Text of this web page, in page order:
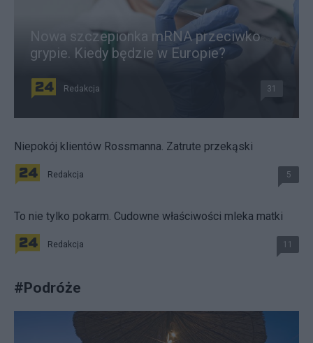
Nowa szczepionka mRNA przeciwko
grypie. Kiedy będzie w Europie?
Redakcja 31
Niepokój klientów Rossmanna. Zatrute przekąski
Redakcja 5
To nie tylko pokarm. Cudowne właściwości mleka matki
Redakcja 11
#Podróże